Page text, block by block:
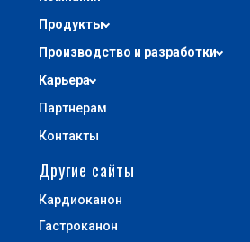
Продукты
Производство и разработки
Карьера
Партнерам
Контакты
Другие сайты
Кардиоканон
Гастроканон